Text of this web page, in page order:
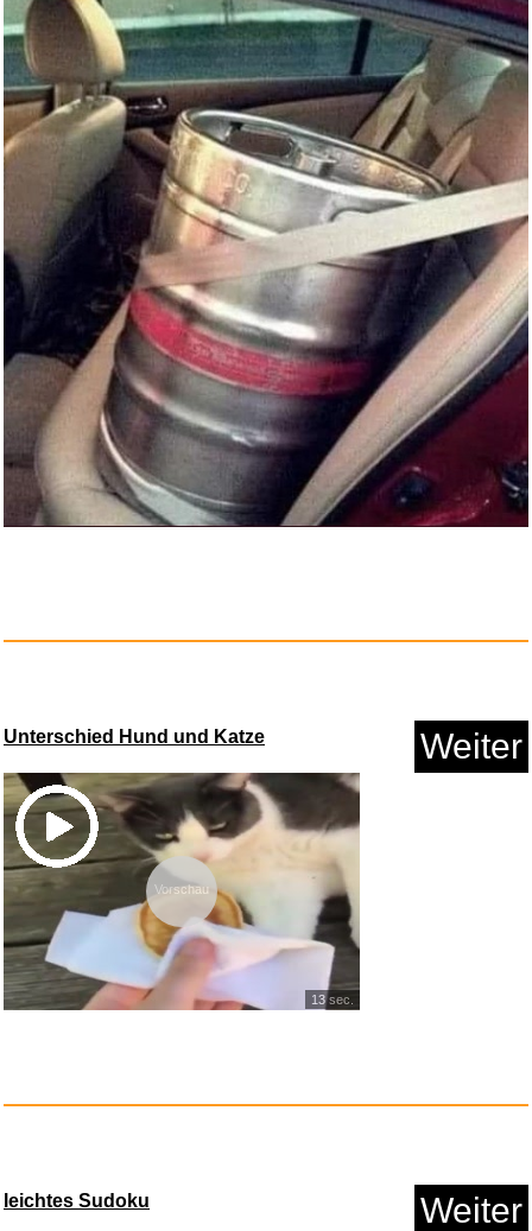
Cleopatra...
Anzeige
CAHAYA Gitarrentasche
Akustikg...
Unterschied Hund und Katze Weiter
Vorschau
13 sec.
leichtes Sudoku Weiter